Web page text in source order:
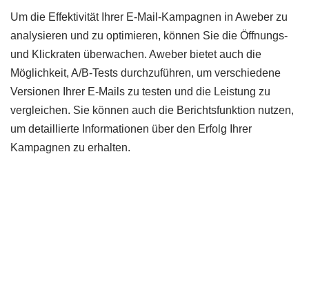
Um die Effektivität Ihrer E-Mail-Kampagnen in Aweber zu
analysieren und zu optimieren, können Sie die Öffnungs-
und Klickraten überwachen. Aweber bietet auch die
Möglichkeit, A/B-Tests durchzuführen, um verschiedene
Versionen Ihrer E-Mails zu testen und die Leistung zu
vergleichen. Sie können auch die Berichtsfunktion nutzen,
um detaillierte Informationen über den Erfolg Ihrer
Kampagnen zu erhalten.